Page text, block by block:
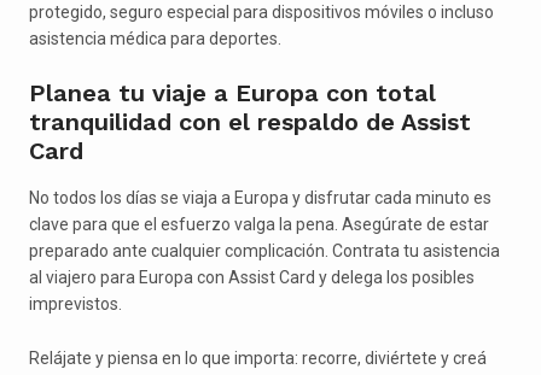
protegido, seguro especial para dispositivos móviles o incluso
asistencia médica para deportes.
Planea tu viaje a Europa con total
tranquilidad con el respaldo de Assist
Card
No todos los días se viaja a Europa y disfrutar cada minuto es
clave para que el esfuerzo valga la pena. Asegúrate de estar
preparado ante cualquier complicación. Contrata tu asistencia
al viajero para Europa con Assist Card y delega los posibles
imprevistos.
Relájate y piensa en lo que importa: recorre, diviértete y creá